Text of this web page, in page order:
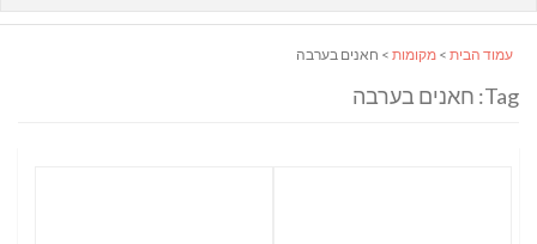
עמוד הבית > מקומות > חאנים בערבה
Tag: חאנים בערבה